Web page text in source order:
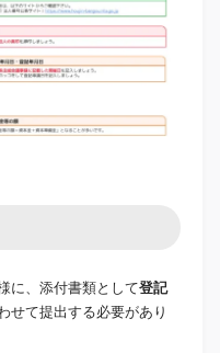
に、添付書類として登記
せて提出する必要があり